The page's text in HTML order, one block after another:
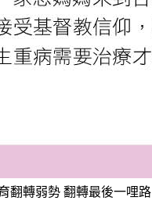
翻轉弱勢 翻轉最後一哩路